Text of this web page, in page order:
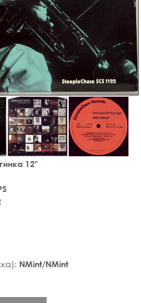
12"
NMint/NMint